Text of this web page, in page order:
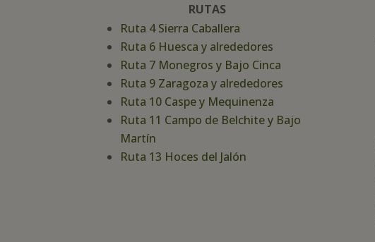
RUTAS
Ruta 4 Sierra Caballera
Ruta 6 Huesca y alrededores
Ruta 7 Monegros y Bajo Cinca
Ruta 9 Zaragoza y alrededores
Ruta 10 Caspe y Mequinenza
Ruta 11 Campo de Belchite y Bajo
Martín
Ruta 13 Hoces del Jalón